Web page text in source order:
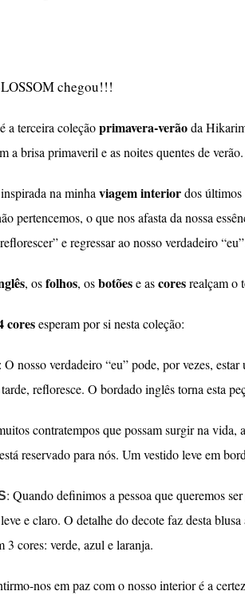
chegou!!!
é a terceira coleçãoprimavera-verãoda
a brisa primaveril e as noites quentes de verão.
na minhaviagem interiordos últimos
pertencemos, o que nos afasta da nossa
e regressar ao nosso verdadeiro
, osfolhos, osbotõese ascoresrealçam o
coresesperam por si nesta coleção:
: O nosso verdadeiro “eu” pode, por vezes,
refloresce. O bordado inglês torna esta
contratempos que possam surgir na vida,
reservado para nós. Um vestido leve em
: Quando definimos a pessoa que queremos
e claro. O detalhe do decote faz desta
3 cores: verde, azul e laranja.
nos em paz com o nosso interior é a